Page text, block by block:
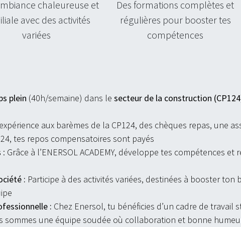
chaleureuse et
avec des activités
variées
Des formations complètes et
régulières pour booster tes
compétences
plein (40h/semaine) dans le secteur de la construction
aux barèmes de la CP124, des chèques repas, une
tes repos compensatoires sont payés
: Grâce à l’ENERSOL ACADEMY, développe tes compétences
: Participe à des activités variées, destinées à booster
: Chez Enersol, tu bénéficies d’un cadre de
sommes une équipe soudée où collaboration et bonne